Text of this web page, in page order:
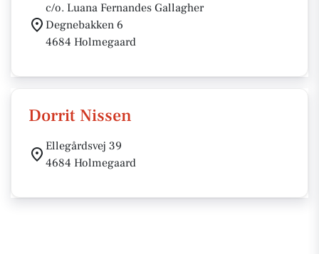
c/o. Luana Fernandes Gallagher
Degnebakken 6
4684 Holmegaard
Dorrit Nissen
Ellegårdsvej 39
4684 Holmegaard